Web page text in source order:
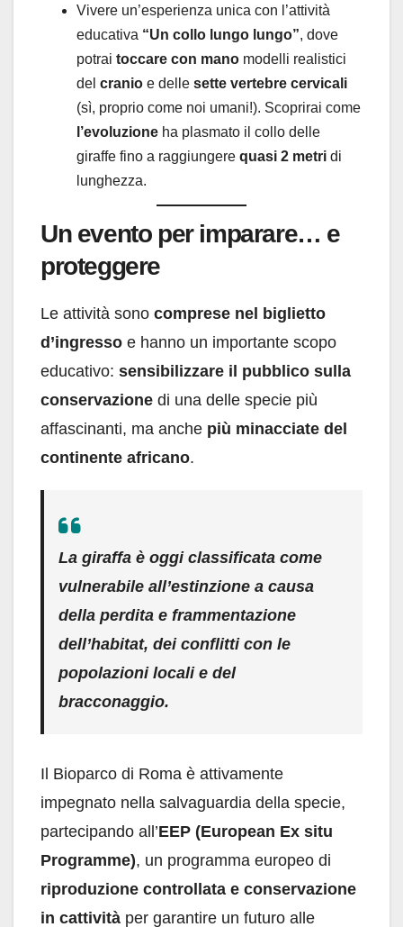
Vivere un’esperienza unica con l’attività
educativa “Un collo lungo lungo”, dove
potrai toccare con mano modelli realistici
del cranio e delle sette vertebre cervicali
(sì, proprio come noi umani!). Scoprirai come
l’evoluzione ha plasmato il collo delle
giraffe fino a raggiungere quasi 2 metri di
lunghezza.
Un evento per imparare… e
proteggere
Le attività sono comprese nel biglietto
d’ingresso e hanno un importante scopo
educativo: sensibilizzare il pubblico sulla
conservazione di una delle specie più
affascinanti, ma anche più minacciate del
continente africano.
La giraffa è oggi classificata come
vulnerabile all’estinzione a causa
della perdita e frammentazione
dell’habitat, dei conflitti con le
popolazioni localie del
bracconaggio.
Il Bioparco di Roma è attivamente
impegnato nella salvaguardia della specie,
partecipando all’EEP (European Ex situ
Programme), un programma europeo di
riproduzione controllata e conservazione
in cattività per garantire un futuro alle